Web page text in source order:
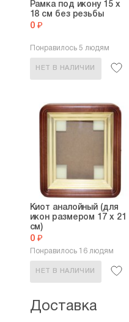
Рамка под икону 15 х
18 см без резьбы
0 ₽
Понравилось 5 людям
НЕТ В НАЛИЧИИ
Киот аналойный (для
икон размером 17 х 21
см)
0 ₽
Понравилось 16 людям
НЕТ В НАЛИЧИИ
Доставка